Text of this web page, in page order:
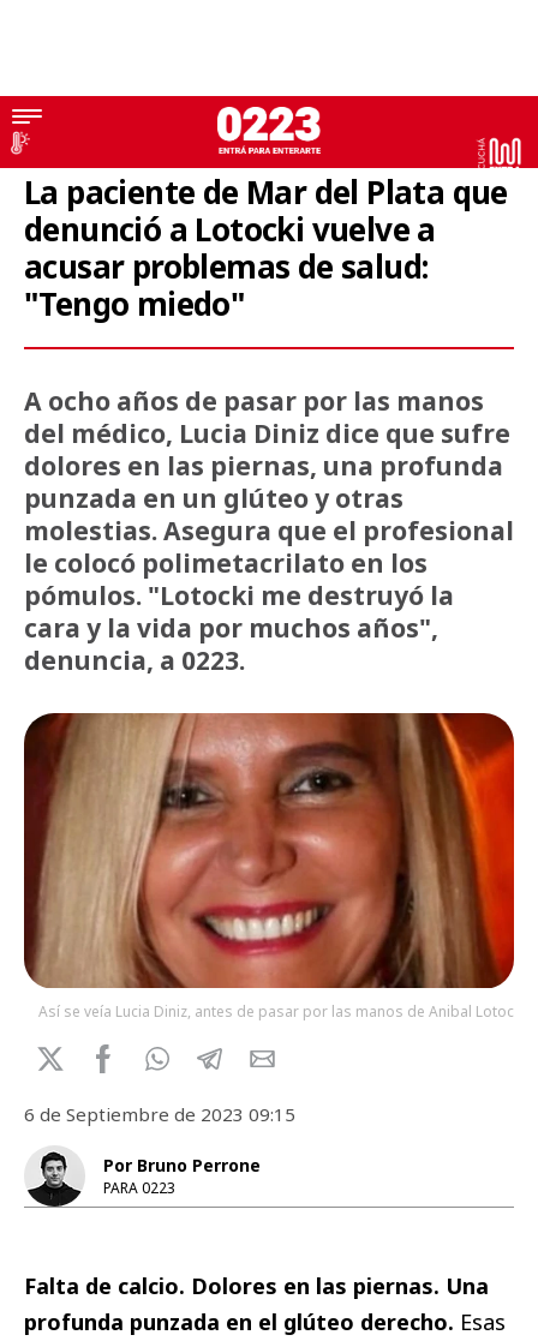
Mar del Plata
La paciente de Mar del Plata que
denunció a Lotocki vuelve a
acusar problemas de salud:
"Tengo miedo"
A ocho años de pasar por las manos
del médico, Lucia Diniz dice que sufre
dolores en las piernas, una profunda
punzada en un glúteo y otras
molestias. Asegura que el profesional
le colocó polimetacrilato en los
pómulos. "Lotocki me destruyó la
cara y la vida por muchos años",
denuncia, a 0223.
Así se veía Lucia Diniz, antes de pasar por las manos de Anibal Lotocki.
6 de Septiembre de 2023 09:15
Por Bruno Perrone
PARA 0223
Falta de calcio. Dolores en las piernas. Una
profunda punzada en el glúteo derecho. Esas